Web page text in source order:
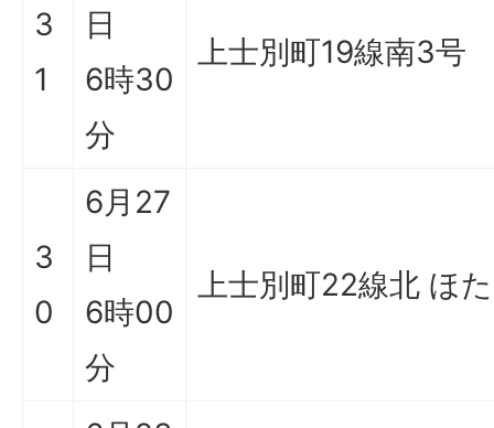
3
1
日
6時30
分
上士別町19線南3号
3
0
6月27
日
6時00
分
上士別町22線北 ほ